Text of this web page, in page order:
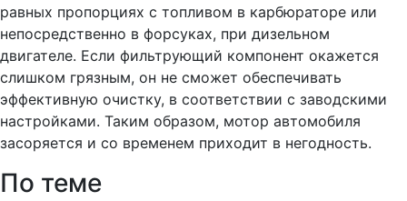
равных пропорциях с топливом в карбюраторе или
непосредственно в форсуках, при дизельном
двигателе. Если фильтрующий компонент окажется
слишком грязным, он не сможет обеспечивать
эффективную очистку, в соответствии с заводскими
настройками. Таким образом, мотор автомобиля
засоряется и со временем приходит в негодность.
По теме